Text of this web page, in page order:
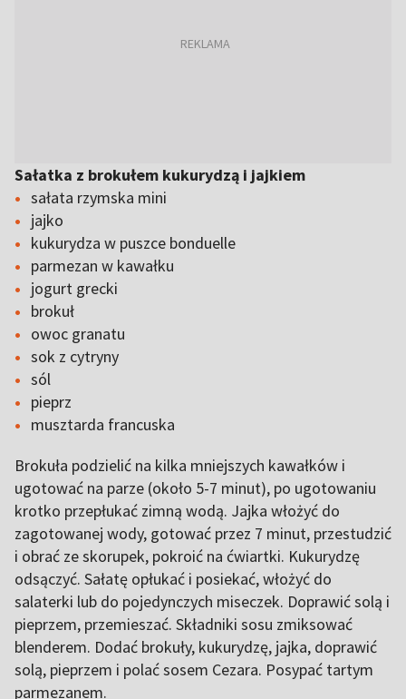
Sałatka z brokułem kukurydzą i jajkiem
sałata rzymska mini
jajko
kukurydza w puszce bonduelle
parmezan w kawałku
jogurt grecki
brokuł
owoc granatu
sok z cytryny
sól
pieprz
musztarda francuska
Brokuła podzielić na kilka mniejszych kawałków i
ugotować na parze (około 5-7 minut), po ugotowaniu
krotko przepłukać zimną wodą. Jajka włożyć do
zagotowanej wody, gotować przez 7 minut, przestudzić
i obrać ze skorupek, pokroić na ćwiartki. Kukurydzę
odsączyć. Sałatę opłukać i posiekać, włożyć do
salaterki lub do pojedynczych miseczek. Doprawić solą i
pieprzem, przemieszać. Składniki sosu zmiksować
blenderem. Dodać brokuły, kukurydzę, jajka, doprawić
solą, pieprzem i polać sosem Cezara. Posypać tartym
parmezanem.